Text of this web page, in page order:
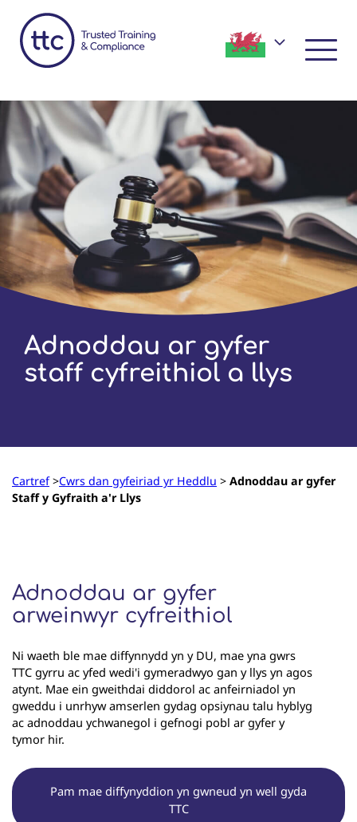
Adnoddau ar gyfer
staff cyfreithiol a llys
Cartref>Cwrs dan gyfeiriad yr Heddlu > Adnoddau ar gyfer
Staff y Gyfraith a'r Llys
Adnoddau ar gyfer
arweinwyr cyfreithiol
Ni waeth ble mae diffynnydd yn y DU, mae yna gwrs
TTC gyrru ac yfed wedi'i gymeradwyo gan y llys yn agos
atynt. Mae ein gweithdai diddorol ac anfeirniadol yn
gweddu i unrhyw amserlen gydag opsiynau talu hyblyg
ac adnoddau ychwanegol i gefnogi pobl ar gyfer y
tymor hir.
Pam mae diffynyddion yn gwneud yn well gyda
TTC